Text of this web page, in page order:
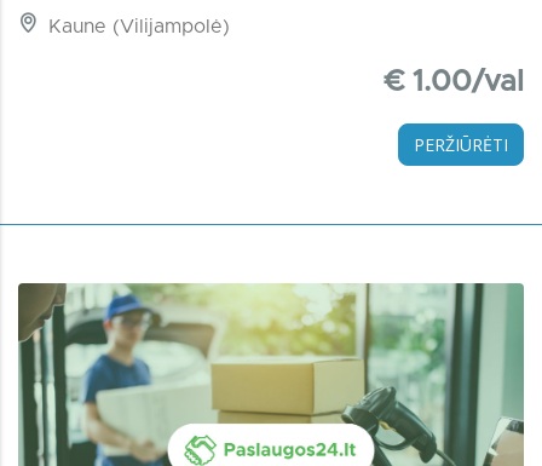
Kaune (Vilijampolė)
€ 1.00/val
PERŽIŪRĖTI